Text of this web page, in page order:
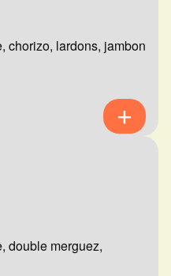
chorizo, lardons, jambon
double merguez,